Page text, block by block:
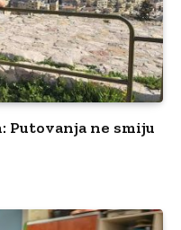
Putovanja ne smiju